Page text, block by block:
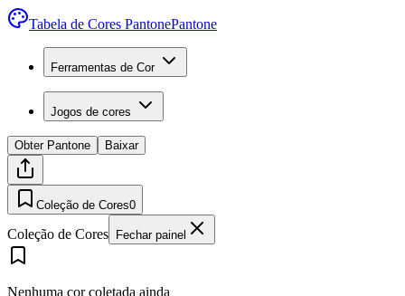
Tabela de Cores PantonePantone
Ferramentas de Cor
Jogos de cores
Obter Pantone Baixar
Coleção de Cores0
Coleção de Cores Fechar painel
Nenhuma cor coletada ainda